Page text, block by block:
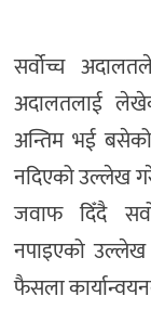
सर्वोच्च
अदालतलाई
अन्तिम भई
नदिएको उल्लेख
जवाफ दिँदै
नपाइएको
फैसला